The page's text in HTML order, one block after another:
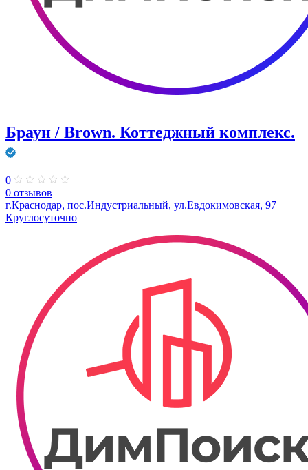
Браун / Brown. Коттеджный комплекс.
0
0 отзывов
г.Краснодар, пос.Индустриальный, ул.Евдокимовская, 97
Круглосуточно